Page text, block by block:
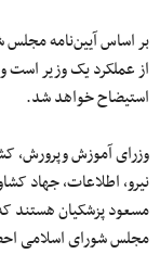
بر اساس آیین‌نامه
از عملکرد یک وزیر است
استیضاح خواهد شد.
وزرای آموزش وپرورش،
نیرو، اطلاعات، جهاد
مسعود پزشکیان هستند
مجلس شورای اسلامی